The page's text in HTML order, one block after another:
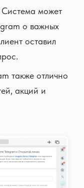
Система может
о важных
оставил
также отлично
акций и